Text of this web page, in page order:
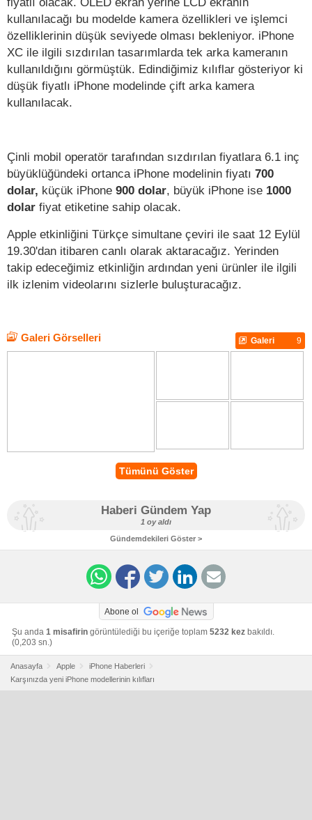
kullanılacağı bu modelde kamera özellikleri ve işlemci
özelliklerinin düşük seviyede olması bekleniyor. iPhone
XC ile ilgili sızdırılan tasarımlarda tek arka kameranın
kullanıldığını görmüştük. Edindiğimiz kılıflar gösteriyor ki
düşük fiyatlı iPhone modelinde çift arka kamera
kullanılacak.
Çinli mobil operatör tarafından sızdırılan fiyatlara 6.1 inç
büyüklüğündeki ortanca iPhone modelinin fiyatı 700
dolar, küçük iPhone 900 dolar, büyük iPhone ise 1000
dolar fiyat etiketine sahip olacak.
Apple etkinliğini Türkçe simultane çeviri ile saat 12 Eylül
19.30'dan itibaren canlı olarak aktaracağız. Yerinden
takip edeceğimiz etkinliğin ardından yeni ürünler ile ilgili
ilk izlenim videolarını sizlerle buluşturacağız.
Galeri Görselleri Galeri 9
Tümünü Göster
Haberi Gündem Yap
1 oy aldı
Gündemdekileri Göster >
Abone ol
Şu anda 1 misafirin görüntülediği bu içeriğe toplam 5232 kez bakıldı.
(0,203 sn.)
Anasayfa Apple
iPhone Haberleri
Karşınızda yeni iPhone modellerinin kılıfları